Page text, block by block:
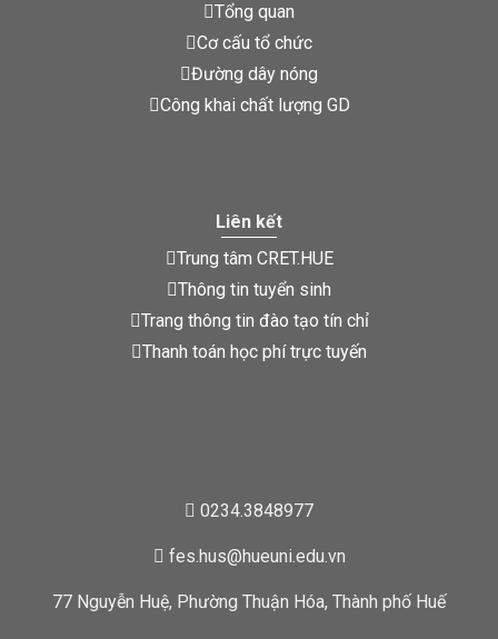
Tổng quan
Cơ cấu tổ chức
Đường dây nóng
Công khai chất lượng GD
Liên kết
Trung tâm CRET.HUE
Thông tin tuyển sinh
Trang thông tin đào tạo tín chỉ
Thanh toán học phí trực tuyến
0234.3848977
fes.hus@hueuni.edu.vn
77 Nguyễn Huệ, Phường Thuận Hóa, Thành phố Huế